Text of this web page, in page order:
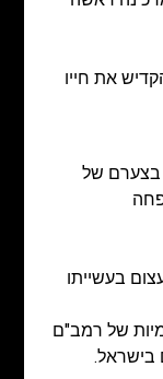
את חייו
בצערם של
בעשייתו
של רמב"ם
בישראל.